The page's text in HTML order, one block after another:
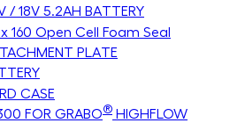
/ 18V 5.2AH BATTERY
160 Open Cell Foam Seal
PLATE
CASE
FOR GRABO® HIGHFLOW